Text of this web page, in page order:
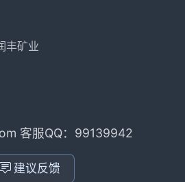
丰矿业
客服QQ：99139942
建议反馈